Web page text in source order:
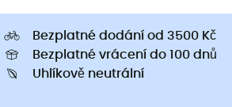
Bezplatné dodání od 3500 Kč
Bezplatné vrácení do 100 dnů
Uhlíkově neutrální